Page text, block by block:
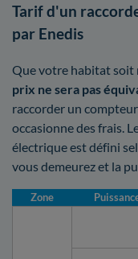
Tarif d'un
par Enedis
Que votre habitat soit
prix ne sera pas
raccorder un
occasionne des frais.
électrique est défini
vous demeurez et la
Zone